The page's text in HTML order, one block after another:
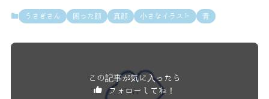
うさぎさん 困った顔 真顔 小さなイラスト 青
この記事が気に入ったら
フォローしてね！